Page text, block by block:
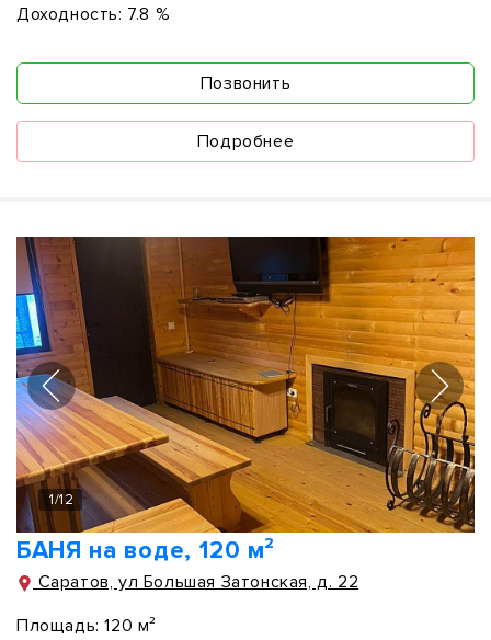
Доходность: 7.8 %
Позвонить
Подробнее
1/12
БАНЯ на воде, 120 м²
Саратов, ул Большая Затонская, д. 22
Площадь: 120 м²